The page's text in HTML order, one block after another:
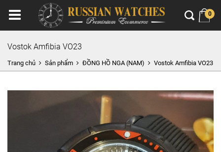
0
Vostok Amfibia VO23
Trang chủ Sản phẩm ĐỒNG HỒ NGA (NAM) Vostok Amfibia VO23